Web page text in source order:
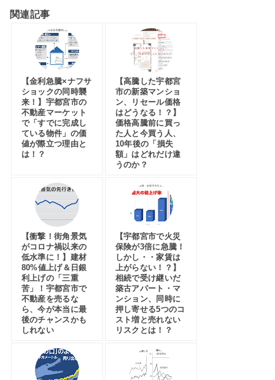
関連記事
【金利急騰×ナフサ
ショックの同時襲
来！】宇都宮市の
不動産マーケット
で「すでに完成し
ている物件」の価
値が際立つ理由と
は！？
【高騰した宇都宮
市の新築マンショ
ン、リセール価格
はどうなる！？】
価格高騰前に買っ
た人と今買う人、
10年後の「損失
額」はどれだけ違
うのか？
【衝撃！街角景気
がコロナ禍以来の
低水準に！】建材
80%値上げ＆日銀
利上げの「三重
苦」！宇都宮市で
不動産を売るな
ら、今が本当に最
後のチャンスかも
しれない
【宇都宮市で火災
保険が3倍に急騰！
しかし・・家賃は
上がらない！？】
相続で受け継いだ
築古アパート・マ
ンション、同時に
押し寄せる5つのコ
スト増と売れない
リスクとは！？